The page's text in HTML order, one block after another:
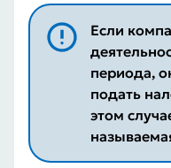
Если
периода,
подать
этом